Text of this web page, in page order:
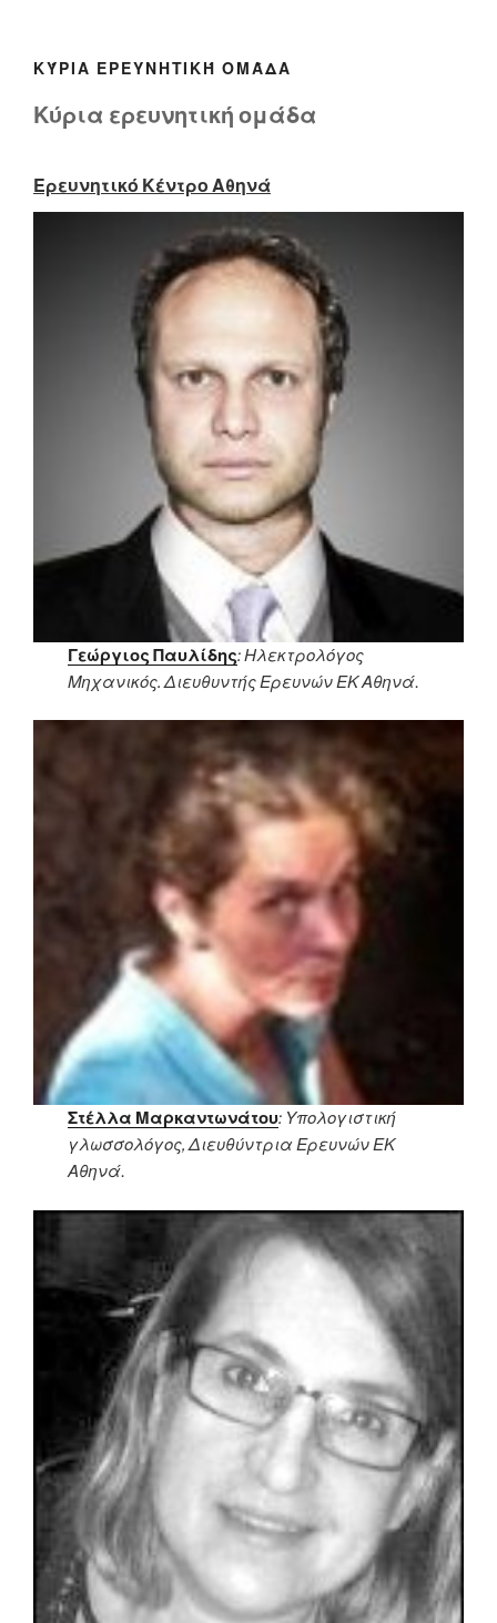
ΚΎΡΙΑ ΕΡΕΥΝΗΤΙΚΉ ΟΜΆΔΑ
Κύρια ερευνητική ομάδα
Ερευνητικό Κέντρο Αθηνά
Γεώργιος Παυλίδης: Ηλεκτρολόγος
Μηχανικός. Διευθυντής Ερευνών ΕΚ Αθηνά.
Στέλλα Μαρκαντωνάτου: Υπολογιστική
γλωσσολόγος, Διευθύντρια Ερευνών ΕΚ
Αθηνά.